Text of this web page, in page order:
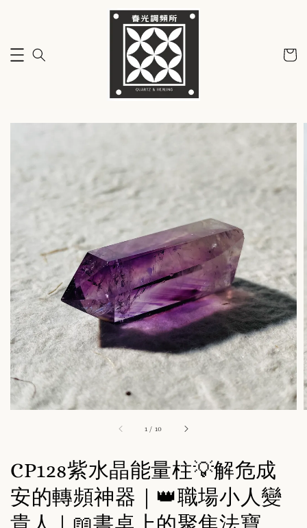
1 / 10
CP128紫水晶能量柱💡解危成
安的轉頻神器｜👑職場小人變